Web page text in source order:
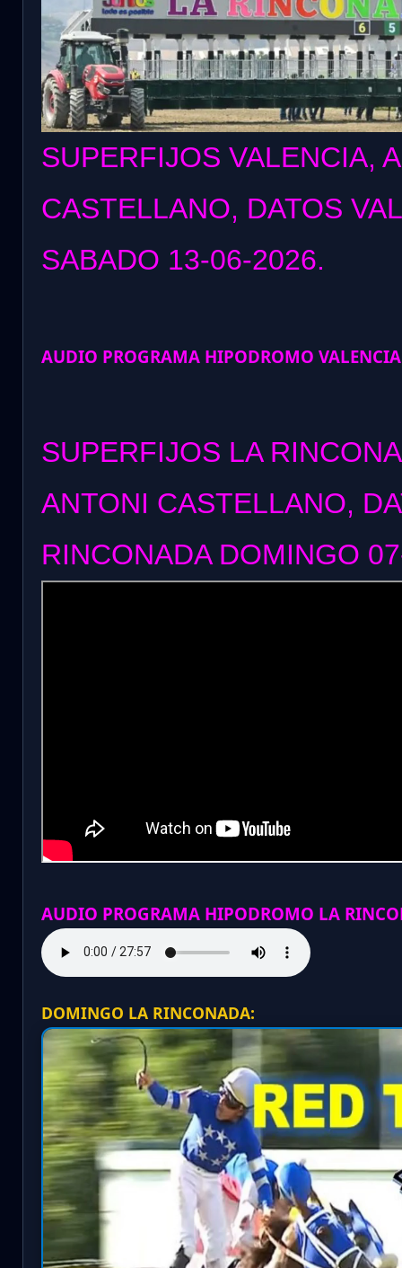
SUPERFIJOS VALENCIA,
CASTELLANO, DATOS
SABADO 13-06-2026.
AUDIO PROGRAMA HIPODROMO
SUPERFIJOS LA
ANTONI CASTELLANO,
RINCONADA DOMINGO
AUDIO PROGRAMA HIPODROMO LA
DOMINGO LA RINCONADA: